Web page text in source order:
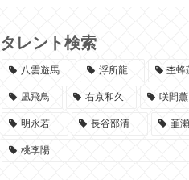
タレント検索
八雲遊馬 浮所龍 杢蜂
凪飛鳥 右京和久 咲間薫
明永若 長谷部清 韮
桃李陽